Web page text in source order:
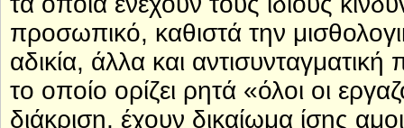
προσωπικό, καθιστά την
αδικία, άλλα και
το οποίο ορίζει ρητά «όλοι οι
διάκριση, έχουν δικαίωμα ίσης